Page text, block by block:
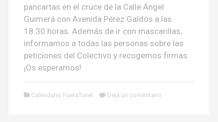
pancartas en el cruce de la Calle Ángel
Guimerá con Avenida Pérez Galdós a las
18.30 horas. Además de ir con mascarillas,
informamos a todas las personas sobre las
peticiones del Colectivo y recogemos firmas.
¡Os esperamos!
Calendario FueraTunel Deja un comentario